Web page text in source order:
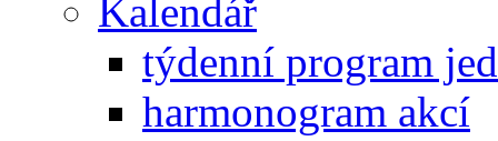
Kalendář
týdenní program
harmonogram akcí